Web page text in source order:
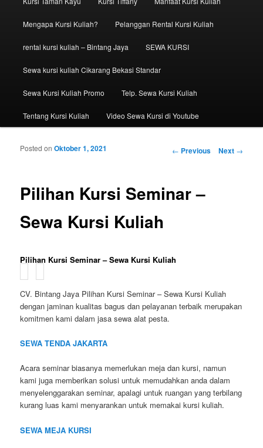
Mengapa Kursi Kuliah? Pelanggan Rental Kursi Kuliah
rental kursi kuliah – Bintang Jaya SEWA KURSI
Sewa kursi kuliah Cikarang Bekasi Standar
Sewa Kursi Kuliah Promo Telp. Sewa Kursi Kuliah
Tentang Kursi Kuliah Video Sewa Kursi di Youtube
Post navigation
← Previous Next →
Pilihan Kursi Seminar –
Sewa Kursi Kuliah
Posted onOktober 1, 2021
Pilihan Kursi Seminar – Sewa Kursi Kuliah
CV. Bintang Jaya Pilihan Kursi Seminar – Sewa Kursi Kuliah
dengan jaminan kualitas bagus dan pelayanan terbaik merupakan
komitmen kami dalam jasa sewa alat pesta.
SEWA TENDA JAKARTA
Acara seminar biasanya memerlukan meja dan kursi, namun
kami juga memberikan solusi untuk memudahkan anda dalam
menyelenggarakan seminar, apalagi untuk ruangan yang terbilang
kurang luas kami menyarankan untuk memakai kursi kuliah.
SEWA MEJA KURSI